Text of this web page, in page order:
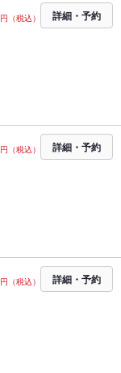
円（税込） 詳細・予約
円（税込） 詳細・予約
円（税込） 詳細・予約